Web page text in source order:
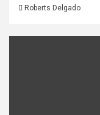
Roberts Delgado